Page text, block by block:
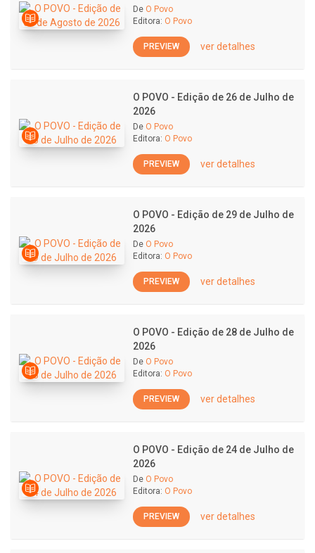
De O Povo
Editora: O Povo
PREVIEW ver detalhes
O POVO - Edição de 26 de Julho de
2026
De O Povo
Editora: O Povo
PREVIEW ver detalhes
O POVO - Edição de 29 de Julho de
2026
De O Povo
Editora: O Povo
PREVIEW ver detalhes
O POVO - Edição de 28 de Julho de
2026
De O Povo
Editora: O Povo
PREVIEW ver detalhes
O POVO - Edição de 24 de Julho de
2026
De O Povo
Editora: O Povo
PREVIEW ver detalhes